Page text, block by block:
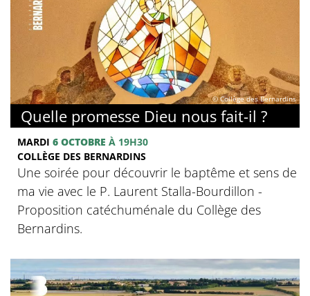
© Collège des Bernardins
Quelle promesse Dieu nous fait-il ?
MARDI 6 OCTOBRE À 19H30
COLLÈGE DES BERNARDINS
Une soirée pour découvrir le baptême et sens de
ma vie avec le P. Laurent Stalla-Bourdillon -
Proposition catéchuménale du Collège des
Bernardins.